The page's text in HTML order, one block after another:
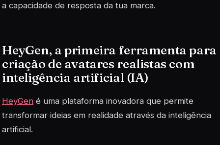
a capacidade de resposta da tua marca.
HeyGen, a primeira ferramenta para
criação de avatares realistas com
inteligência artificial (IA)
HeyGen é uma plataforma inovadora que permite
transformar ideias em realidade através da inteligência
artificial.